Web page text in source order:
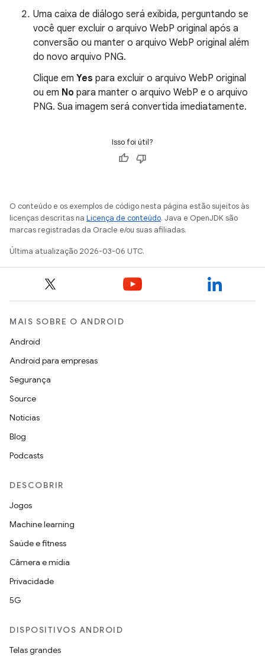
Uma caixa de diálogo será exibida, perguntando se
você quer excluir o arquivo WebP original após a
conversão ou manter o arquivo WebP original além
do novo arquivo PNG.
Clique em Yes para excluir o arquivo WebP original
ou em No para manter o arquivo WebP e o arquivo
PNG. Sua imagem será convertida imediatamente.
Isso foi útil?
O conteúdo e os exemplos de código nesta página estão sujeitos às
licenças descritas na Licença de conteúdo. Java e OpenJDK são
marcas registradas da Oracle e/ou suas afiliadas.
Última atualização 2026-03-06 UTC.
MAIS SOBRE O ANDROID
Android
Android para empresas
Segurança
Source
Notícias
Blog
Podcasts
DESCOBRIR
Jogos
Machine learning
Saúde e fitness
Câmera e mídia
Privacidade
5G
DISPOSITIVOS ANDROID
Telas grandes